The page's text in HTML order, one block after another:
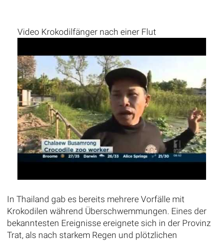
Video Krokodilfänger nach einer Flut
In Thailand gab es bereits mehrere Vorfälle mit
Krokodilen während Überschwemmungen. Eines der
bekanntesten Ereignisse ereignete sich in der Provinz
Trat, als nach starkem Regen und plötzlichen